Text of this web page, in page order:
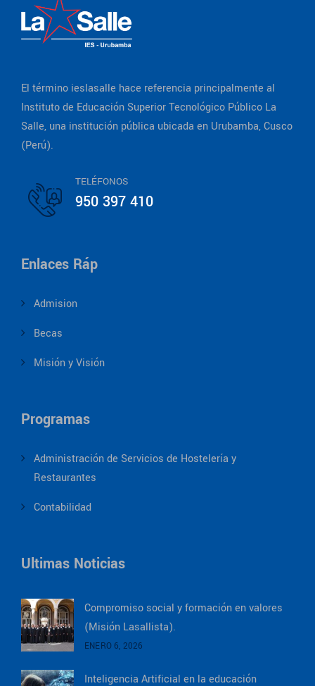
El término ieslasalle hace referencia principalmente al
Instituto de Educación Superior Tecnológico Público La
Salle, una institución pública ubicada en Urubamba, Cusco
(Perú).
TELÉFONOS
950 397 410
Enlaces Ráp
Admision
Becas
Misión y Visión
Programas
Administración de Servicios de Hostelería y
Restaurantes
Contabilidad
Ultimas Noticias
Compromiso social y formación en valores
(Misión Lasallista).
ENERO 6, 2026
Inteligencia Artificial en la educación